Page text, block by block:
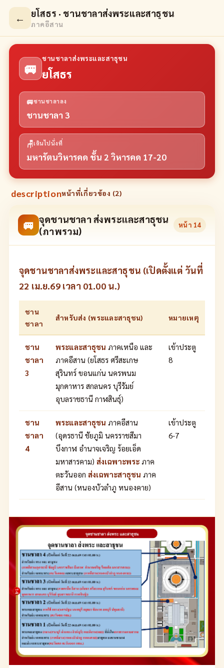
← ยโสธร · ชานชาลาส่งพระและสาธุชน
ภาคอีสาน
🚐
ชานชาลาส่งพระและสาธุชน
ยโสธร
🚐ชานชาลาลง
ชานชาลา 3
🪑เดินไปนั่งที่
มหารัตนวิหารคด ชั้น 2 วิหารคด 17-20
descriptionหน้าที่เกี่ยวข้อง (2)
🚐 จุดชานชาลา ส่งพระและสาธุชน
(ภาพรวม)
หน้า 14
จุดชานชาลาส่งพระและสาธุชน (เปิดตั้งแต่ วันที่
22 เม.ย.69 เวลา 01.00 น.)
ชาน
ชาลา
สำหรับส่ง (พระและสาธุชน) หมายเหตุ
ชาน
ชาลา
3
พระและสาธุชน ภาคเหนือ และ
ภาคอีสาน (ยโสธร ศรีสะเกษ
สุรินทร์ ขอนแก่น นครพนม
มุกดาหาร สกลนคร บุรีรัมย์
อุบลราชธานี กาฬสินธุ์)
เข้าประตู
8
ชาน
ชาลา
4
พระและสาธุชน ภาคอีสาน
(อุดรธานี ชัยภูมิ นครราชสีมา
บึงกาฬ อำนาจเจริญ ร้อยเอ็ด
มหาสารคาม) ส่งเฉพาะพระ ภาค
ตะวันออก ส่งเฉพาะสาธุชน ภาค
อีสาน (หนองบัวลำภู หนองคาย)
เข้าประตู
6-7